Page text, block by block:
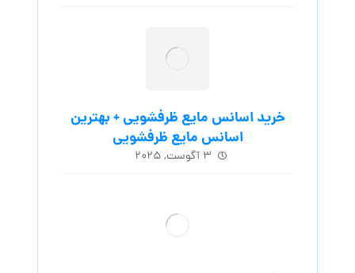
خرید اسانس مایع ظرفشویی + بهترین
اسانس مایع ظرفشویی
۳ آگوست, ۲۰۲۵